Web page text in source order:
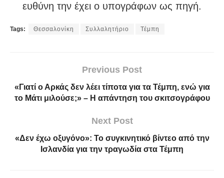
ευθύνη την έχει ο υπογράφων ως πηγή.
Tags: Θεσσαλονίκη Συλλαλητήριο Τέμπη
Previous Post
«Γιατί ο Αρκάς δεν λέει τίποτα για τα Τέμπη, ενώ για
το Μάτι μιλούσε;» – Η απάντηση του σκιτσογράφου
Next Post
«Δεν έχω οξυγόνο»: Το συγκινητικό βίντεο από την
Ισλανδία για την τραγωδία στα Τέμπη